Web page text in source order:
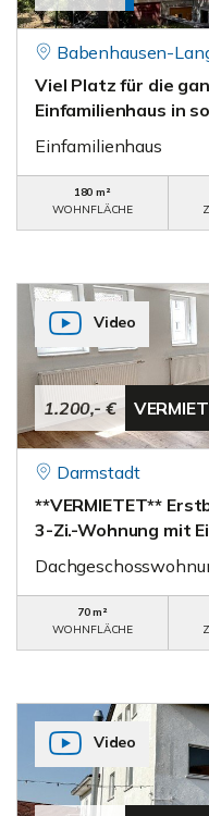
Babenhausen-
Viel Platz für die
Einfamilienhaus in
Einfamilienhaus
180 m²
WOHNFLÄCHE
1.200,- €
Video
Darmstadt
**VERMIETET**
3-Zi.-Wohnung mit
70 m²
WOHNFLÄCHE
Video